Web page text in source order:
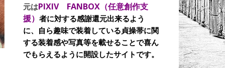
元はPIXIV FANBOX（任意創作支
援） 者に対する感謝還元出来るよう
に、自ら趣味で装着している貞操帯に関
する装着感や写真等を載せることで喜ん
でもらえるように開設したサイトです。